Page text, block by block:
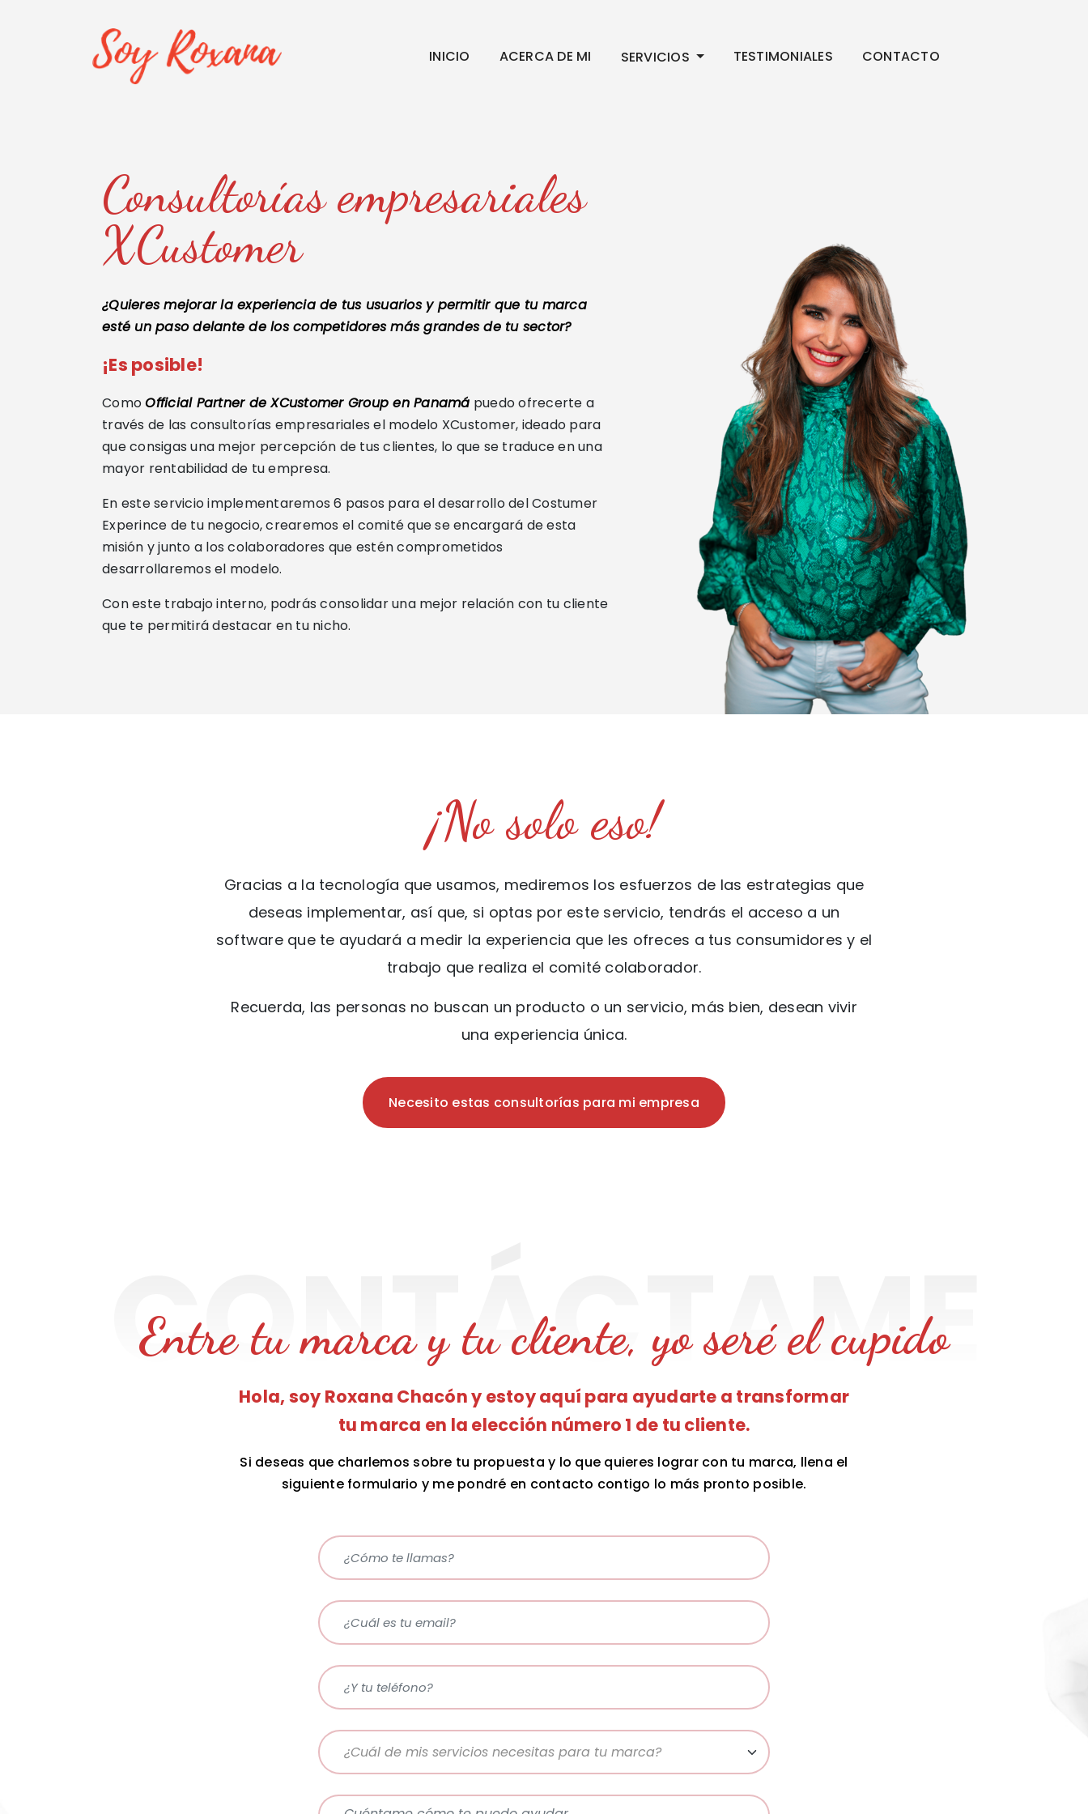
INICIO ACERCA DE MI SERVICIOS TESTIMONIALES CONTACTO
Consultorías empresariales
XCustomer
¿Quieres mejorar la experiencia de tus usuarios y permitir que tu marca
esté un paso delante de los competidores más grandes de tu sector?
¡Es posible!
ComoOfficial Partner de XCustomer Group en Panamá puedo ofrecerte a
través de las consultorías empresariales el modelo XCustomer, ideado para
que consigas una mejor percepción de tus clientes, lo que se traduce en una
mayor rentabilidad de tu empresa.
En este servicio implementaremos 6 pasos para el desarrollo del Costumer
Experince de tu negocio, crearemos el comité que se encargará de esta
misión y junto a los colaboradores que estén comprometidos
desarrollaremos el modelo.
Con este trabajo interno, podrás consolidar una mejor relación con tu cliente
que te permitirá destacar en tu nicho.
¡No solo eso!
Gracias a la tecnología que usamos, mediremos los esfuerzos de las estrategias que
deseas implementar, así que, si optas por este servicio, tendrás el acceso a un
software que te ayudará a medir la experiencia que les ofreces a tus consumidores y el
trabajo que realiza el comité colaborador.
Recuerda, las personas no buscan un producto o un servicio, más bien, desean vivir
una experiencia única.
Necesito estas consultorías para mi empresa
Entre tu marca y tu cliente, yo seré el cupido
Hola, soy Roxana Chacón y estoy aquí para ayudarte a transformar
tu marca en la elección número 1 de tu cliente.
Si deseas que charlemos sobre tu propuesta y lo que quieres lograr con tu marca, llena el
siguiente formulario y me pondré en contacto contigo lo más pronto posible.